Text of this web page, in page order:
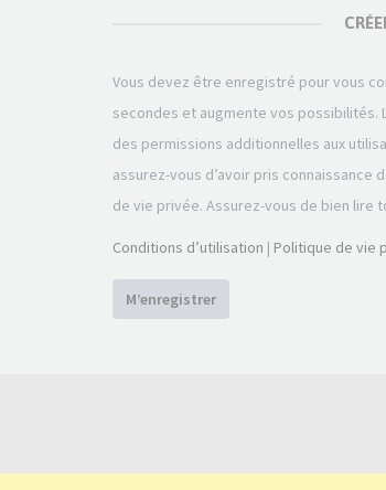
Vous devez être enregistré pour vous
secondes et augmente vos possibilités.
des permissions additionnelles aux
assurez-vous d’avoir pris
de vie privée. Assurez-vous de bien lire
Conditions d’utilisation | Politique de vie
M’enregistrer